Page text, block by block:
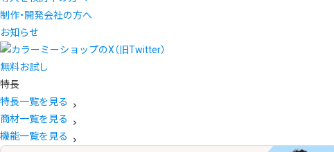
制作・開発会社の方へ
お知らせ
無料お試し
特長
特長一覧を見る
商材一覧を見る
機能一覧を見る